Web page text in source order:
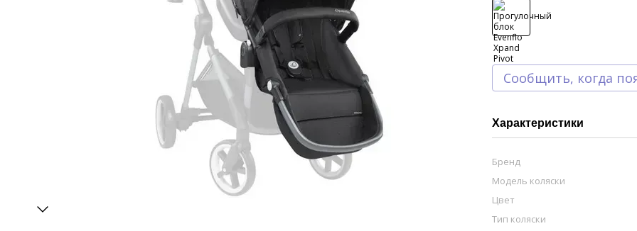
Сообщить, когда
Характеристики
Бренд
Модель коляски
Цвет
Тип коляски